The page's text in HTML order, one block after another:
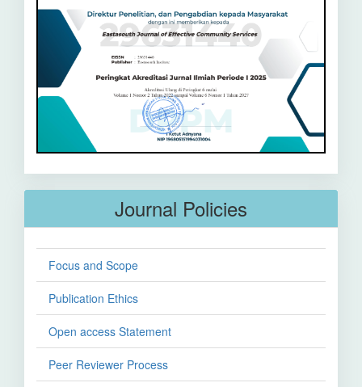
Journal Policies
Focus and Scope
Publication Ethics
Open access Statement
Peer Reviewer Process